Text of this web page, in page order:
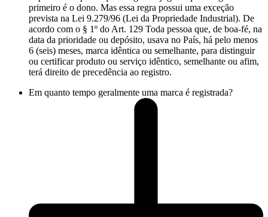
primeiro é o dono. Mas essa regra possui uma exceção
prevista na Lei 9.279/96 (Lei da Propriedade Industrial). De
acordo com o § 1º do Art. 129 Toda pessoa que, de boa-fé, na
data da prioridade ou depósito, usava no País, há pelo menos
6 (seis) meses, marca idêntica ou semelhante, para distinguir
ou certificar produto ou serviço idêntico, semelhante ou afim,
terá direito de precedência ao registro.
Em quanto tempo geralmente uma marca é registrada?